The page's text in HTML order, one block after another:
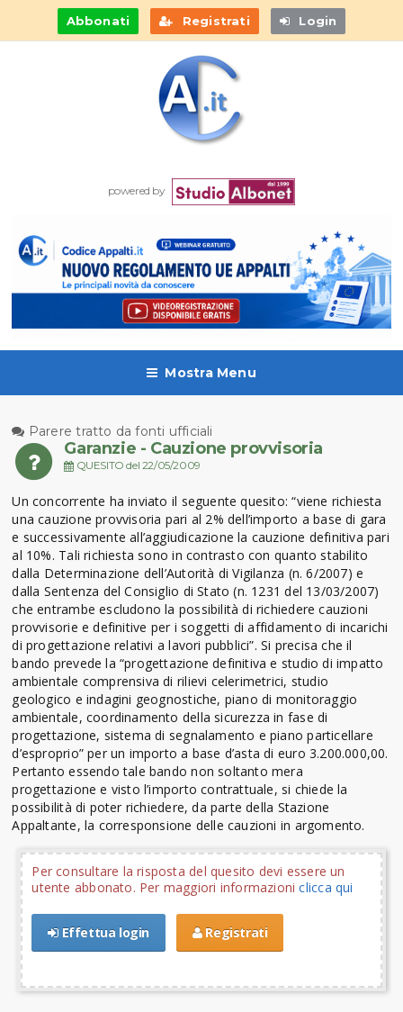
Abbonati Registrati Login
powered by
Mostra Menu
Parere tratto da fonti ufficiali
Garanzie - Cauzione provvisoria
QUESITO del 22/05/2009
Un concorrente ha inviato il seguente quesito: “viene richiesta
una cauzione provvisoria pari al 2% dell’importo a base di gara
e successivamente all’aggiudicazione la cauzione definitiva pari
al 10%. Tali richiesta sono in contrasto con quanto stabilito
dalla Determinazione dell’Autorità di Vigilanza (n. 6/2007) e
dalla Sentenza del Consiglio di Stato (n. 1231 del 13/03/2007)
che entrambe escludono la possibilità di richiedere cauzioni
provvisorie e definitive per i soggetti di affidamento di incarichi
di progettazione relativi a lavori pubblici”. Si precisa che il
bando prevede la “progettazione definitiva e studio di impatto
ambientale comprensiva di rilievi celerimetrici, studio
geologico e indagini geognostiche, piano di monitoraggio
ambientale, coordinamento della sicurezza in fase di
progettazione, sistema di segnalamento e piano particellare
d’esproprio” per un importo a base d’asta di euro 3.200.000,00.
Pertanto essendo tale bando non soltanto mera
progettazione e visto l’importo contrattuale, si chiede la
possibilità di poter richiedere, da parte della Stazione
Appaltante, la corresponsione delle cauzioni in argomento.
Per consultare la risposta del quesito devi essere un
utente abbonato. Per maggiori informazioniclicca qui
Effettua login Registrati